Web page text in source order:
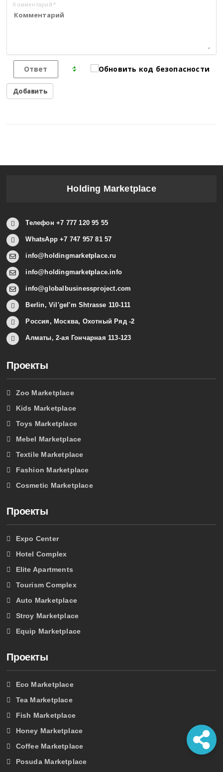
Комментарий *
Holding Marketplace
Телефон +7 777 120 95 55
WhatsApp +7 747 957 81 57
info@holdingmarketplace.ru
info@holdingmarketplace.info
info@globalbusinessproject.com
Berlin, Vil'gel'm Shtrasse 110-111
Россия, Москва, Охотный Ряд -2
Алматы, 2-ая Гончарная 113-123
Проекты
Zoo Marketplace
Kids Marketplace
Toys Marketplace
Mebel Marketplace
Textile Marketplace
Fashion Marketplace
Cosmetic Marketplace
Проекты
Expo Center
Hotel Complex
Elite Apartments
Tourism Complex
Auto Marketplace
Stroy Marketplace
Equip Marketplace
Проекты
Eco Marketplace
Tea Marketplace
Fish Marketplace
Honey Marketplace
Coffee Marketplace
Posuda Marketplace